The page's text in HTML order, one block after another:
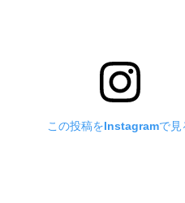
この投稿をInstagramで見